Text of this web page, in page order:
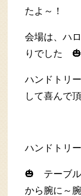
たよ～！
会場は、ハ
りでした 🎃
ハンドトリ
して喜んで
ハンドトリ
🎃 テーブル
から腕に～